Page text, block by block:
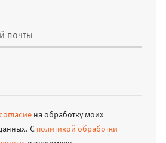
почты
согласие на обработку моих
С политикой обработки